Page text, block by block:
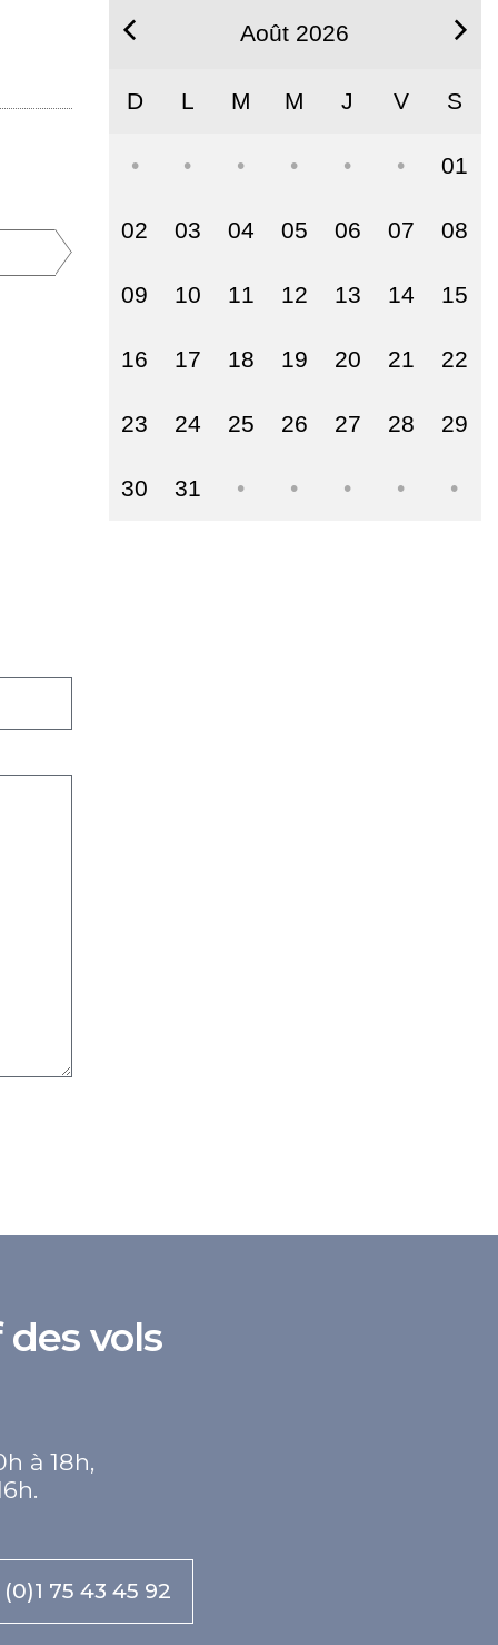
Août 2026
D L M M J V S
01
02 03 04 05 06 07 08
09 10 11 12 13 14 15
16 17 18 19 20 21 22
23 24 25 26 27 28 29
30 31
vols
à 18h,
(0)1 75 43 45 92